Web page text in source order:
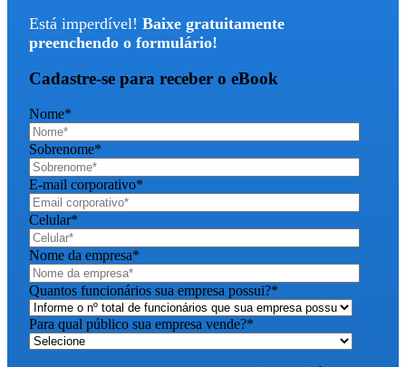
Está imperdível! Baixe gratuitamente
preenchendo o formulário!
Cadastre-se para receber o eBook
Nome*
Sobrenome*
E-mail corporativo*
Celular*
Nome da empresa*
Quantos funcionários sua empresa possui?*
Para qual público sua empresa vende?*